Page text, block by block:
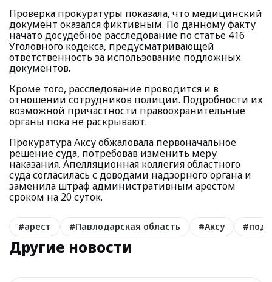
Проверка прокуратуры показала, что медицинский
документ оказался фиктивным. По данному факту
начато досудебное расследование по статье 416
Уголовного кодекса, предусматривающей
ответственность за использование подложных
документов.
Кроме того, расследование проводится и в
отношении сотрудников полиции. Подробности их
возможной причастности правоохранительные
органы пока не раскрывают.
Прокуратура Аксу обжаловала первоначальное
решение суда, потребовав изменить меру
наказания. Апелляционная коллегия областного
суда согласилась с доводами надзорного органа и
заменила штраф административным арестом
сроком на 20 суток.
#арест #Павлодарская область #Аксу #
Другие новости